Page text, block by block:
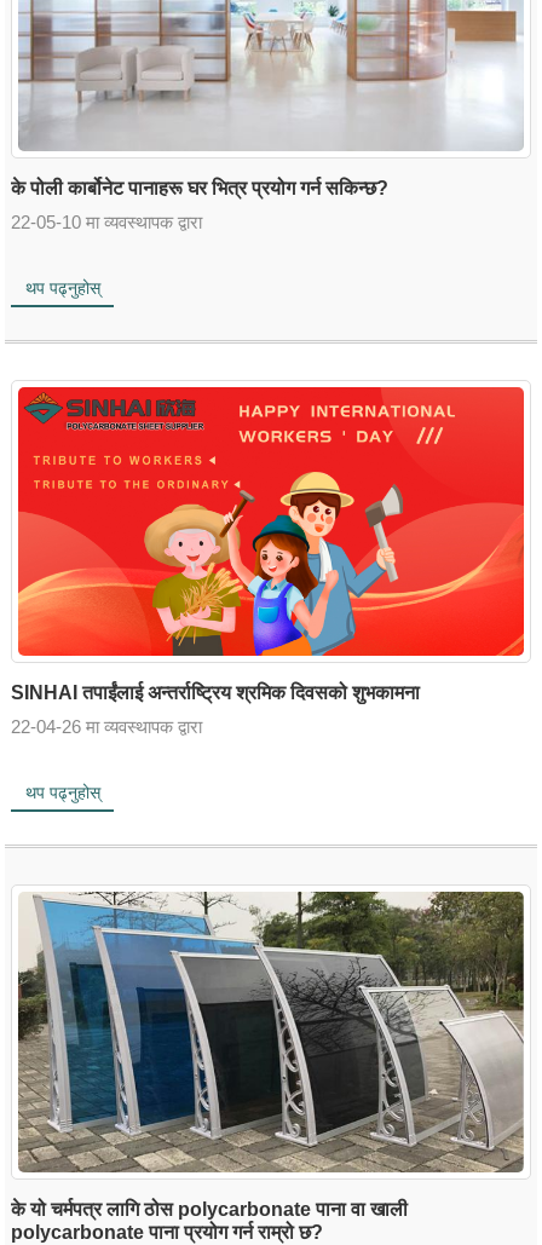
के पोली कार्बोनेट पानाहरू घर भित्र प्रयोग गर्न सकिन्छ?
22-05-10 मा व्यवस्थापक द्वारा
थप पढ्नुहोस्
SINHAI तपाईंलाई अन्तर्राष्ट्रिय श्रमिक दिवसको शुभकामना
22-04-26 मा व्यवस्थापक द्वारा
थप पढ्नुहोस्
के यो चर्मपत्र लागि ठोस polycarbonate पाना वा खाली
polycarbonate पाना प्रयोग गर्न राम्रो छ?